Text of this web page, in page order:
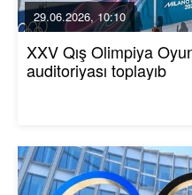
29.06.2026, 10:10
XXV Qış Olimpiya
auditoriyası toplayıb